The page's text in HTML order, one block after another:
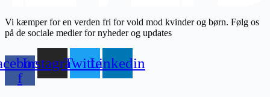
Vi kæmper for en verden fri for vold mod kvinder og børn. Følg os
på de sociale medier for nyheder og updates
f
InstagramTwitterLinkedin